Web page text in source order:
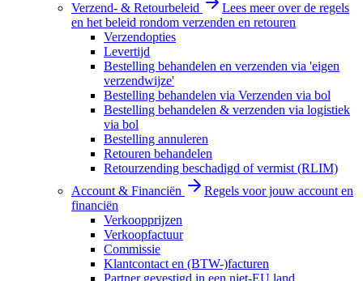
Verzend- & Retourbeleid
Lees meer over de regels
en het beleid rondom verzenden en retouren
Verzendopties
Levertijd
Bestelling behandelen en verzenden via 'eigen
verzendwijze'
Bestelling behandelen via Verzenden via bol
Bestelling behandelen & verzenden via logistiek
via bol
Bestelling annuleren
Retouren behandelen
Retourzending beschadigd of vermist (RLIM)
Account & Financiën
Regels voor jouw account en
financiën
Verkoopprijzen
Verkoopfactuur
Commissie
Klantcontact en (BTW-)facturen
Partner gevestigd in een niet-EU land